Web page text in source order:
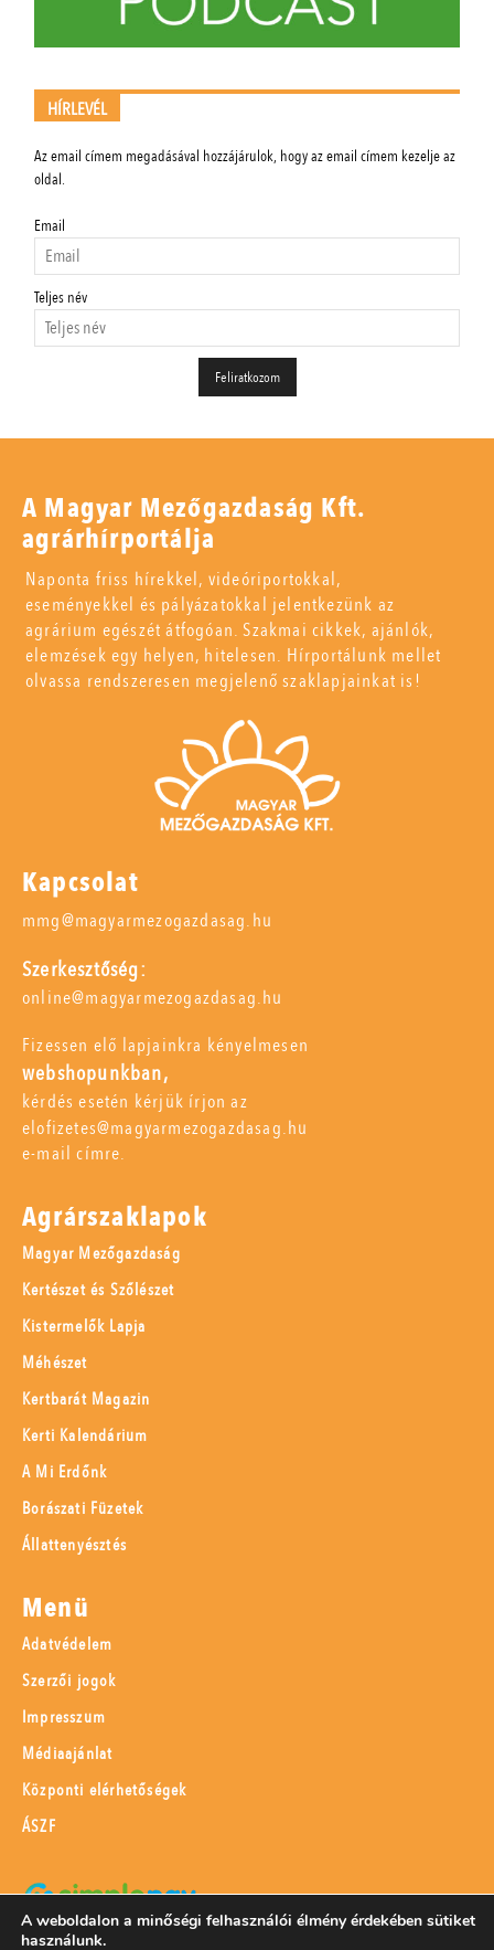
HÍRLEVÉL
Az email címem megadásával hozzájárulok, hogy az email címem kezelje az
oldal.
Email
Teljes név
A Magyar Mezőgazdaság Kft.
agrárhírportálja
Naponta friss hírekkel, videóriportokkal,
eseményekkel és pályázatokkal jelentkezünk az
agrárium egészét átfogóan. Szakmai cikkek, ajánlók,
elemzések egy helyen, hitelesen. Hírportálunk mellet
olvassa rendszeresen megjelenő szaklapjainkat is!
Kapcsolat
mmg@magyarmezogazdasag.hu
Szerkesztőség:
online@magyarmezogazdasag.hu
Fizessen elő lapjainkra kényelmesen
webshopunkban,
kérdés esetén kérjük írjon az
elofizetes@magyarmezogazdasag.hu
e-mail címre.
Agrárszaklapok
Magyar Mezőgazdaság
Kertészet és Szőlészet
Kistermelők Lapja
Méhészet
Kertbarát Magazin
Kerti Kalendárium
A Mi Erdőnk
Borászati Füzetek
Állattenyésztés
Menü
Adatvédelem
Szerzői jogok
Impresszum
Médiaajánlat
Központi elérhetőségek
ÁSZF
A weboldalon a minőségi felhasználói élmény érdekében sütiket
használunk.